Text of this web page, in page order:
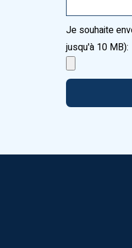
Je souhaite
jusqu'à 10 MB):